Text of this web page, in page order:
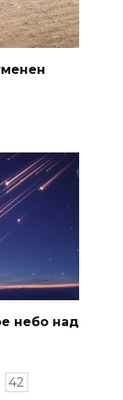
небо над
42